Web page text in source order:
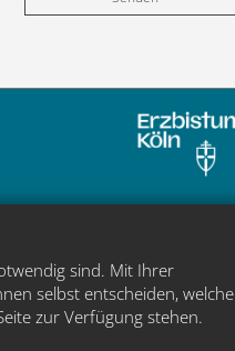
sind. Mit Ihrer
selbst entscheiden, welche
zur Verfügung stehen.